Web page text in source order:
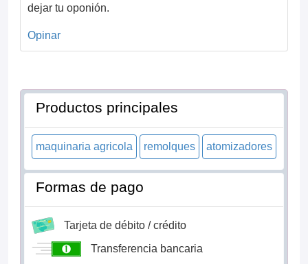
dejar tu oponión.
Opinar
Productos principales
maquinaria agricola remolques atomizadores
Formas de pago
Tarjeta de débito / crédito
Transferencia bancaria